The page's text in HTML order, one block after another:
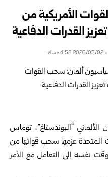
الأمريكية من
القدرات الدفاعية
“البوندستاغ”، توماس
المتحدة عزمها سحب قواتها من
نفسه إلى التعامل مع الأمر